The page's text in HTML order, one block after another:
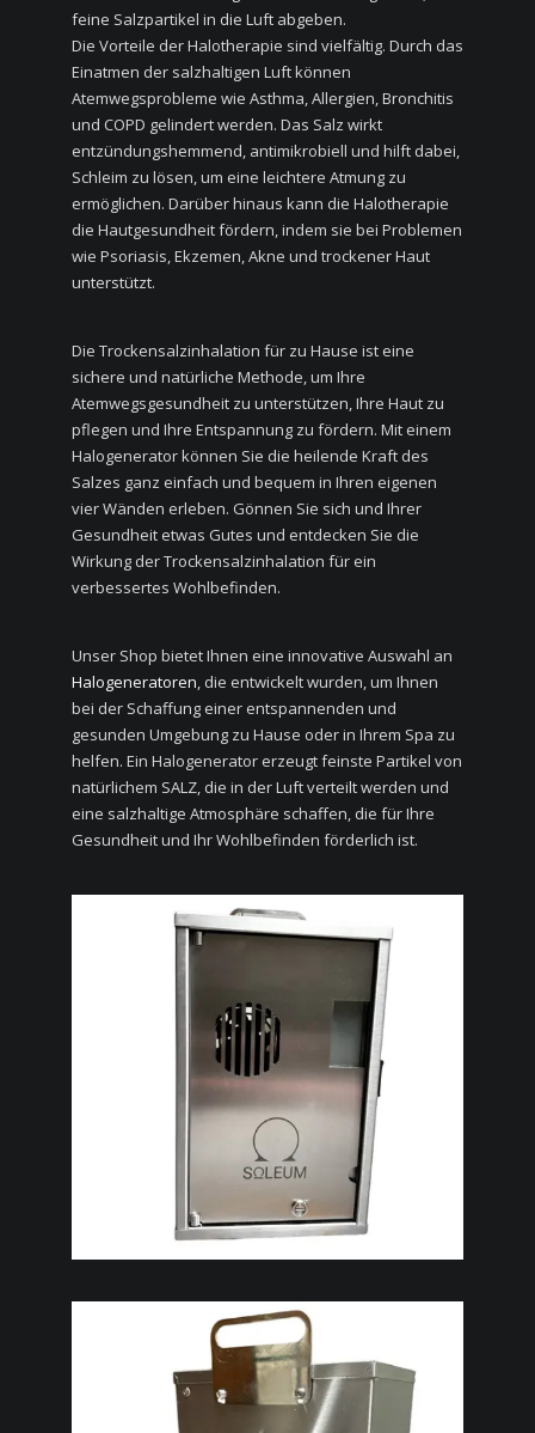
feine Salzpartikel in die Luft abgeben.
Die Vorteile der Halotherapie sind vielfältig. Durch das
Einatmen der salzhaltigen Luft können
Atemwegsprobleme wie Asthma, Allergien, Bronchitis
und COPD gelindert werden. Das Salz wirkt
entzündungshemmend, antimikrobiell und hilft dabei,
Schleim zu lösen, um eine leichtere Atmung zu
ermöglichen. Darüber hinaus kann die Halotherapie
die Hautgesundheit fördern, indem sie bei Problemen
wie Psoriasis, Ekzemen, Akne und trockener Haut
unterstützt.
Die Trockensalzinhalation für zu Hause ist eine
sichere und natürliche Methode, um Ihre
Atemwegsgesundheit zu unterstützen, Ihre Haut zu
pflegen und Ihre Entspannung zu fördern. Mit einem
Halogenerator können Sie die heilende Kraft des
Salzes ganz einfach und bequem in Ihren eigenen
vier Wänden erleben. Gönnen Sie sich und Ihrer
Gesundheit etwas Gutes und entdecken Sie die
Wirkung der Trockensalzinhalation für ein
verbessertes Wohlbefinden.
Unser Shop bietet Ihnen eine innovative Auswahl an
Halogeneratoren, die entwickelt wurden, um Ihnen
bei der Schaffung einer entspannenden und
gesunden Umgebung zu Hause oder in Ihrem Spa zu
helfen. Ein Halogenerator erzeugt feinste Partikel von
natürlichem SALZ, die in der Luft verteilt werden und
eine salzhaltige Atmosphäre schaffen, die für Ihre
Gesundheit und Ihr Wohlbefinden förderlich ist.